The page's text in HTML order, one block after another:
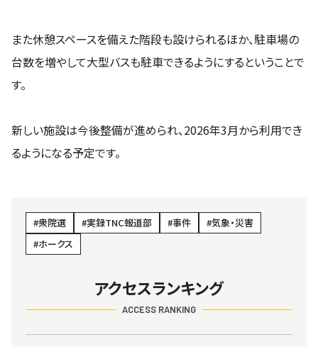
また休憩スペースを備えた階段も設けられるほか、駐車場の
台数を増やして大型バスも駐車できるようにするということで
す。
新しい施設は今後整備が進められ、2026年3月から利用でき
るようになる予定です。
衆院選 実録TNC報道部 事件
気象・災害
ホークス
アクセスランキング
ACCESS RANKING